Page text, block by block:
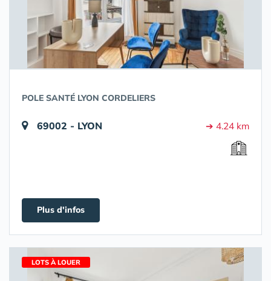
POLE SANTÉ LYON CORDELIERS
69002 - LYON ➔ 4.24 km
Plus d'infos
LOTS À LOUER